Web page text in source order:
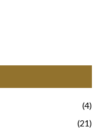
(4)
(21)